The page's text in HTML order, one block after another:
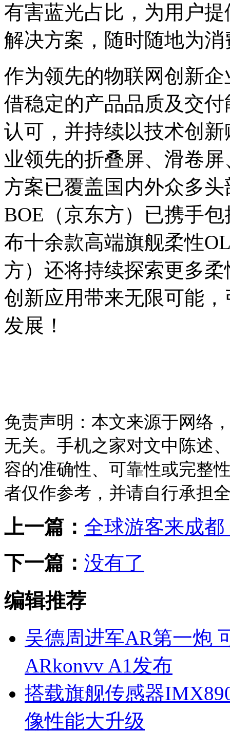
有害蓝光占比，为用户
解决方案，随时随地为
作为领先的物联网创新
借稳定的产品品质及交
认可，并持续以技术创
业领先的折叠屏、滑卷
方案已覆盖国内外众多
BOE（京东方）已携手
布十余款高端旗舰柔性
方）还将持续探索更多
创新应用带来无限可能
发展！
免责声明：本文来源于网络
无关。手机之家对文中陈述
容的准确性、可靠性或完整
者仅作参考，并请自行承担
上一篇： 全球游客来成
下一篇： 没有了
编辑推荐
吴德周进军AR第一炮
ARkonvv A1发布
搭载旗舰传感器
像性能大升级